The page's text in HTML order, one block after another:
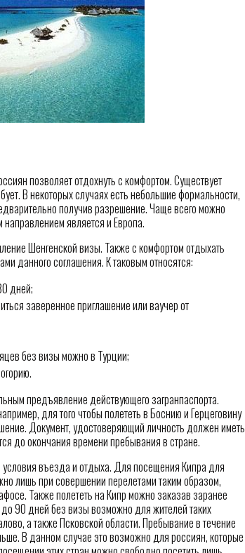
позволяет отдохнуть с комфортом. Существует
В некоторых случаях есть небольшие формальности,
получив разрешение. Чаще всего можно
является и Европа.
Шенгенской визы. Также с комфортом отдыхать
данного соглашения. К таковым относятся:
дней;
заверенное приглашение или ваучер от
без визы можно в Турции;
предъявление действующего загранпаспорта.
для того чтобы полететь в Боснию и Герцеговину
Документ, удостоверяющий личность должен иметь
до окончания времени пребывания в стране.
въезда и отдыха. Для посещения Кипра для
лишь при совершении перелетами таким образом,
Также полететь на Кипр можно заказав заранее
90 дней без визы возможно для жителей таких
а также Псковской области. Пребывание в течение
В данном случае это возможно для россиян, которые